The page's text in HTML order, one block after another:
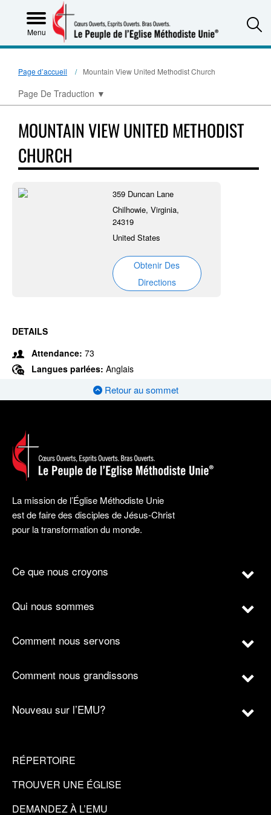
Menu
Page d’accueil Mountain View United Methodist Church
Page De Traduction ▼
MOUNTAIN VIEW UNITED METHODIST
CHURCH
359 Duncan Lane
Chilhowie, Virginia,
24319
United States
Obtenir Des
Directions
DETAILS
Attendance: 73
Langues parlées: Anglais
Retour au sommet
La mission de l’Église Méthodiste Unie
est de faire des disciples de Jésus-Christ
pour la transformation du monde.
Ce que nous croyons
Qui nous sommes
Comment nous servons
Comment nous grandissons
Nouveau sur l’EMU?
RÉPERTOIRE
TROUVER UNE ÉGLISE
DEMANDEZ À L’EMU